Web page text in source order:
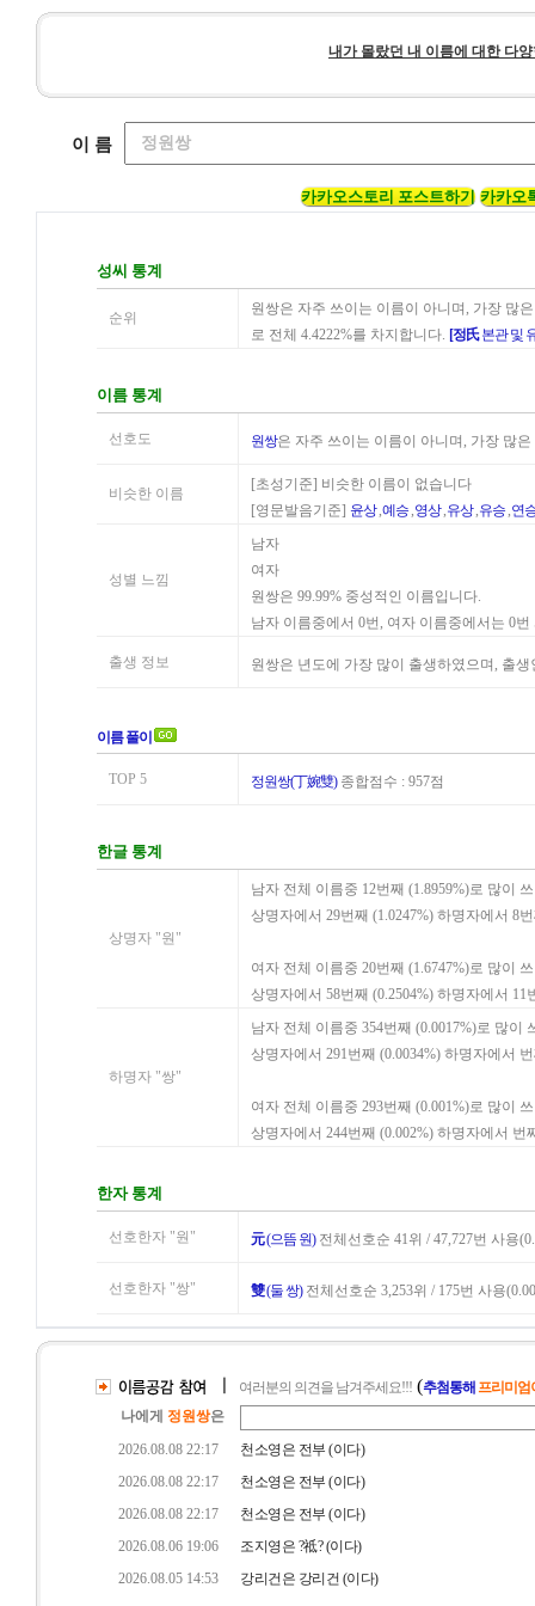
내가 몰랐던 내 이름에 대한 다
이 름
카카오스토리 포스트하기 카카오
성씨 통계
순위
원쌍은 자주 쓰이는 이름이 아니며, 가장 많
로 전체 4.4222%를 차지합니다. [정氏본관 및
이름 통계
선호도 원쌍은 자주 쓰이는 이름이 아니며, 가장 많
비슷한 이름
[초성기준] 비슷한 이름이 없습니다
[영문발음기준] 윤상,예승,영상,유상,유승,연
성별 느낌
남자
여자
원쌍은 99.99% 중성적인 이름입니다.
남자 이름중에서 0번, 여자 이름중에서는 0
출생 정보 원쌍은 년도에 가장 많이 출생하였으며, 출
이름 풀이
TOP 5 정원쌍(丁婉雙)종합점수 : 957점
한글 통계
상명자 "원"
남자 전체 이름중 12번째 (1.8959%)로 많이
상명자에서 29번째 (1.0247%) 하명자에서 8
여자 전체 이름중 20번째 (1.6747%)로 많이
상명자에서 58번째 (0.2504%) 하명자에서 11
하명자 "쌍"
남자 전체 이름중 354번째 (0.0017%)로 많이
상명자에서 291번째 (0.0034%) 하명자에서
여자 전체 이름중 293번째 (0.001%)로 많이
상명자에서 244번째 (0.002%) 하명자에서 번
한자 통계
선호한자 "원" 元(으뜸 원)전체선호순 41위 / 47,727번 사용
선호한자 "쌍" 雙(둘 쌍)전체선호순 3,253위 / 175번 사용
여러분의 의견을 남겨주세요!!! (추첨통해 프리미엄
나에게 정원쌍은
2026.08.08 22:17
천소영은 전부 (이다)
2026.08.08 22:17
천소영은 전부 (이다)
2026.08.08 22:17
천소영은 전부 (이다)
2026.08.06 19:06
조지영은 ?祗? (이다)
2026.08.05 14:53
강리건은 강리건 (이다)